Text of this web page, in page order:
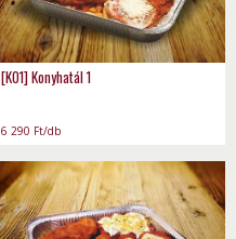
[K01] Konyhatál 1
6 290 Ft/db